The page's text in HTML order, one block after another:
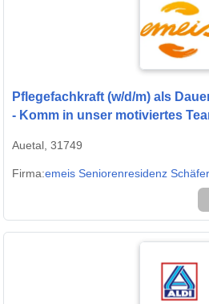
Pflegefachkraft (w/d/m) als
- Komm in unser motiviertes
Auetal, 31749
Firma:emeis Seniorenresidenz